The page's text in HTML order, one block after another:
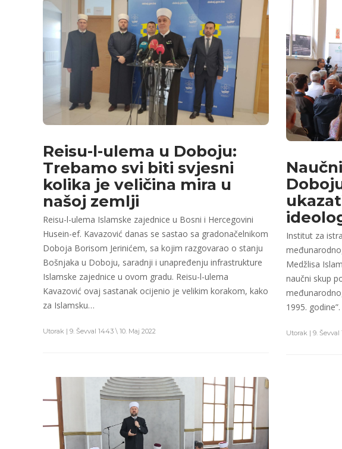
Institut za
Medžlisa
naučni skup
1995.
Utorak | 9. Ševval
Reisu-l-ulema u Doboju:
Trebamo svi biti svjesni
kolika je veličina mira u
našoj zemlji
Reisu-l-ulema Islamske zajednice u Bosni i Hercegovini
Husein-ef. Kavazović danas se sastao sa gradonačelnikom
Doboja Borisom Jerinićem, sa kojim razgovarao o stanju
Bošnjaka u Doboju, saradnji i unapređenju infrastrukture
Islamske zajednice u ovom gradu. Reisu-l-ulema
Kavazović ovaj sastanak ocijenio je velikim korakom, kako
za Islamsku…
Utorak | 9. Ševval 1443 \ 10. Maj 2022